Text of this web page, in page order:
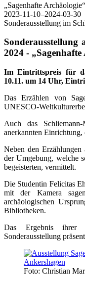
„Sagenhafte Archäologie“
2023-11-10–2024-03-30
Sonderausstellung im
2024 -
Im Eintrittspreis für
10.11. um 14 Uhr,
Das Erzählen von
UNESCO-
Auch das
anerkannten Einrichtung,
Neben den
der Umgebung, welche
begeisterten, vermittelt.
Die Studentin Felicitas
mit der Kamera
archäologischen
Bibliotheken.
Das Ergebnis ihrer
Sonderausstellung
Foto: Christian